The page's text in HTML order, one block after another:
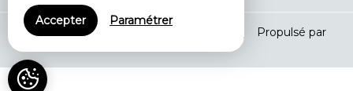
Accepter Paramétrer
© 2026 Le Domaine des Tourterelles Propulsé par